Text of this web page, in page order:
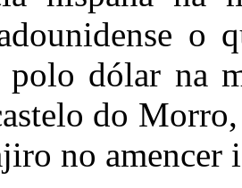
o
polo dólar na
do
no amencer